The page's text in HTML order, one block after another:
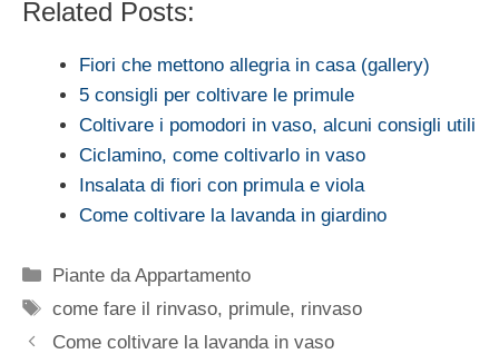
Related Posts:
Fiori che mettono allegria in casa (gallery)
5 consigli per coltivare le primule
Coltivare i pomodori in vaso, alcuni consigli utili
Ciclamino, come coltivarlo in vaso
Insalata di fiori con primula e viola
Come coltivare la lavanda in giardino
Categorie
Piante da Appartamento
Tag
come fare il rinvaso, primule, rinvaso
Come coltivare la lavanda in vaso